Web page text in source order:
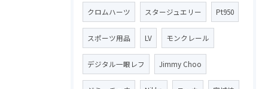
クロムハーツ スタージュエリー Pt950
スポーツ用品 LV モンクレール
デジタル一眼レフ Jimmy Choo